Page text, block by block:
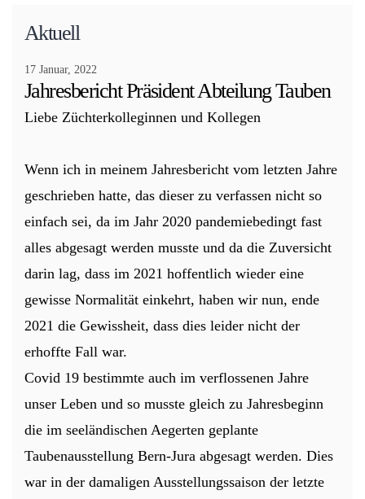
Aktuell
17 Januar, 2022
Jahresbericht Präsident Abteilung Tauben
Liebe Züchterkolleginnen und Kollegen
Wenn ich in meinem Jahresbericht vom letzten Jahre
geschrieben hatte, das dieser zu verfassen nicht so
einfach sei, da im Jahr 2020 pandemiebedingt fast
alles abgesagt werden musste und da die Zuversicht
darin lag, dass im 2021 hoffentlich wieder eine
gewisse Normalität einkehrt, haben wir nun, ende
2021 die Gewissheit, dass dies leider nicht der
erhoffte Fall war.
Covid 19 bestimmte auch im verflossenen Jahre
unser Leben und so musste gleich zu Jahresbeginn
die im seeländischen Aegerten geplante
Taubenausstellung Bern-Jura abgesagt werden. Dies
war in der damaligen Ausstellungssaison der letzte